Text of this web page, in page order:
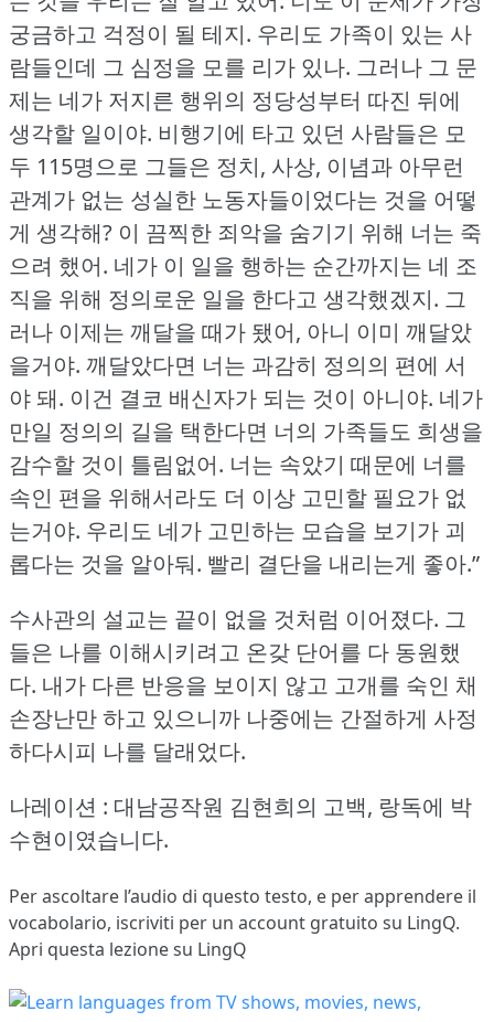
궁금하고 걱정이 될 테지. 우리도 가족이 있는 사
람들인데 그 심정을 모를 리가 있나. 그러나 그 문
제는 네가 저지른 행위의 정당성부터 따진 뒤에
생각할 일이야. 비행기에 타고 있던 사람들은 모
두 115명으로 그들은 정치, 사상, 이념과 아무런
관계가 없는 성실한 노동자들이었다는 것을 어떻
게 생각해? 이 끔찍한 죄악을 숨기기 위해 너는 죽
으려 했어. 네가 이 일을 행하는 순간까지는 네 조
직을 위해 정의로운 일을 한다고 생각했겠지. 그
러나 이제는 깨달을 때가 됐어, 아니 이미 깨달았
을거야. 깨달았다면 너는 과감히 정의의 편에 서
야 돼. 이건 결코 배신자가 되는 것이 아니야. 네가
만일 정의의 길을 택한다면 너의 가족들도 희생을
감수할 것이 틀림없어. 너는 속았기 때문에 너를
속인 편을 위해서라도 더 이상 고민할 필요가 없
는거야. 우리도 네가 고민하는 모습을 보기가 괴
롭다는 것을 알아둬. 빨리 결단을 내리는게 좋아.”
수사관의 설교는 끝이 없을 것처럼 이어졌다. 그
들은 나를 이해시키려고 온갖 단어를 다 동원했
다. 내가 다른 반응을 보이지 않고 고개를 숙인 채
손장난만 하고 있으니까 나중에는 간절하게 사정
하다시피 나를 달래었다.
나레이션 : 대남공작원 김현희의 고백, 랑독에 박
수현이였습니다.
Per ascoltare l’audio di questo testo, e per apprendere il
vocabolario, iscriviti per un account gratuito su LingQ.
Apri questa lezione su LingQ